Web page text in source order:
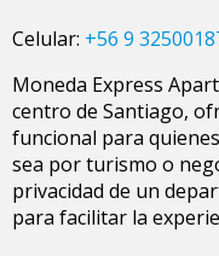
Celular: +56 9
Moneda Express
centro de Santiago,
funcional para
sea por turismo o
privacidad de un
para facilitar la